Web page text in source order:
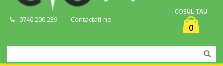
0740.200.239 Contactati-ne
COSUL TAU
0